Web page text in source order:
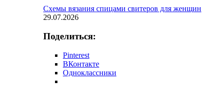
Схемы вязания спицами свитеров для женщин
29.07.2026
Поделиться:
Pinterest
ВКонтакте
Одноклассники